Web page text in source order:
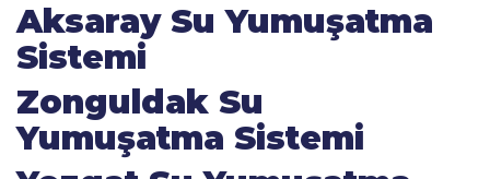
Aksaray Su Yumuşatma
Sistemi
Zonguldak Su
Yumuşatma Sistemi